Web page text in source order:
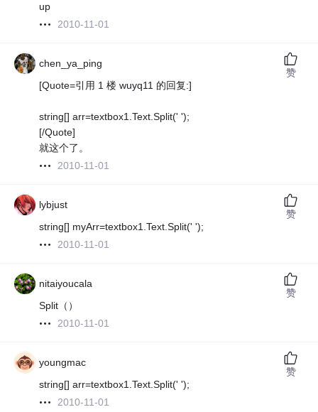
up
2010-11-01
chen_ya_ping
[Quote=引用 1 楼 wuyq11 的回复:]
string[] arr=textbox1.Text.Split(' ');
[/Quote]
就这个了。
2010-11-01
赞
lybjust
string[] myArr=textbox1.Text.Split(' ');
2010-11-01
赞
nitaiyoucala
Split（）
2010-11-01
赞
youngmac
string[] arr=textbox1.Text.Split(' ');
2010-11-01
赞